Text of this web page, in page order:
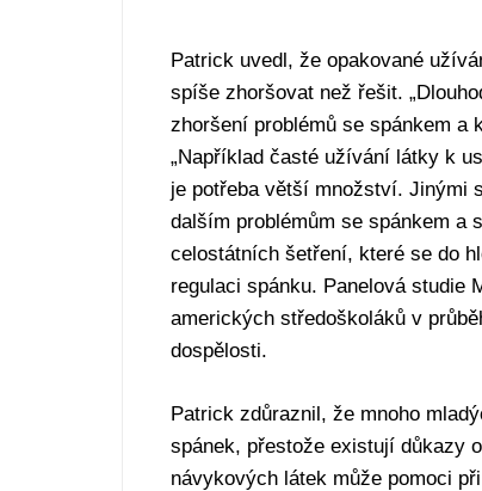
Patrick uvedl, že opakované
spíše zhoršovat než řešit.
zhoršení problémů se spánkem a
„Například časté užívání látky k
je potřeba větší množství. Jinými
dalším problémům se spánkem a
celostátních šetření, které se do
regulaci spánku. Panelová studie
amerických středoškoláků v
dospělosti.
Patrick zdůraznil, že mnoho
spánek, přestože existují důkazy
návykových látek může pomoci